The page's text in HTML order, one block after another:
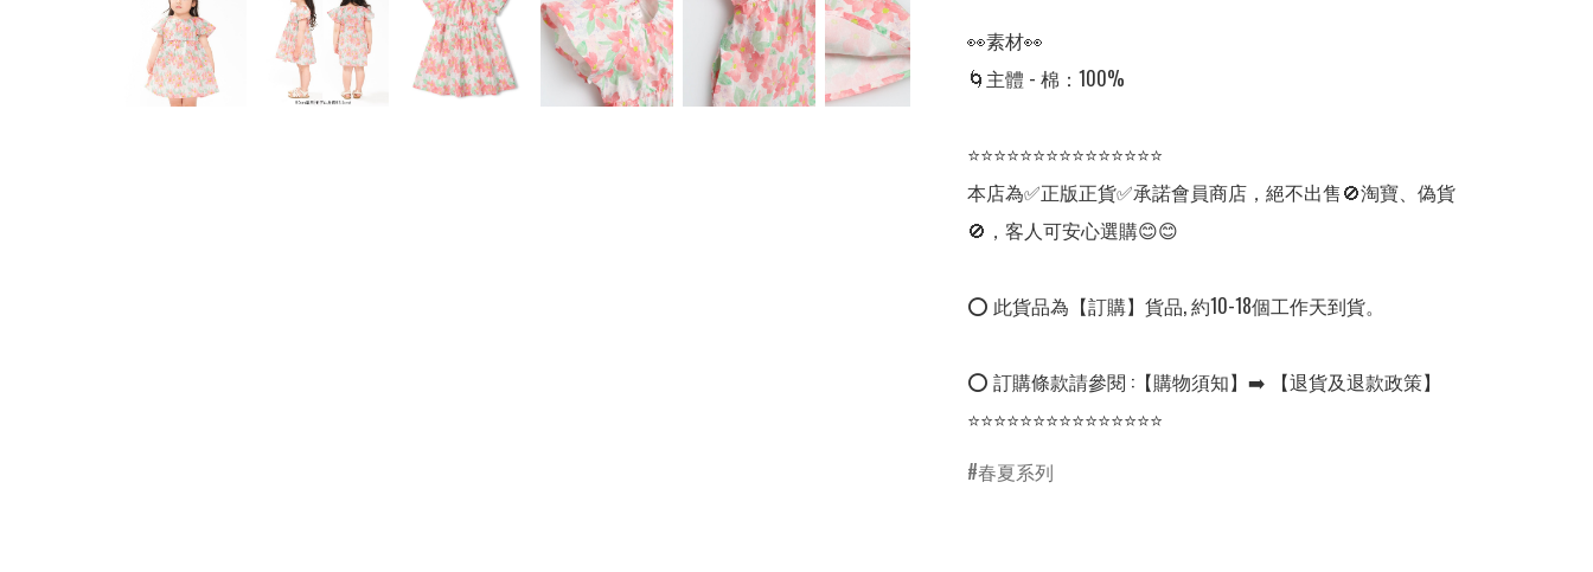
👀素材👀
🌀主體 - 棉：100%
⭐⭐⭐⭐⭐⭐⭐⭐⭐⭐⭐⭐⭐⭐⭐
本店為✅正版正貨✅承諾會員商店，絕不出售🚫淘寶、偽貨
🚫，客人可安心選購😊😊
⭕ 此貨品為【訂購】貨品, 約10-18個工作天到貨。
⭕ 訂購條款請參閱 :【購物須知】➡️ 【退貨及退款政策】
⭐⭐⭐⭐⭐⭐⭐⭐⭐⭐⭐⭐⭐⭐⭐
春夏系列